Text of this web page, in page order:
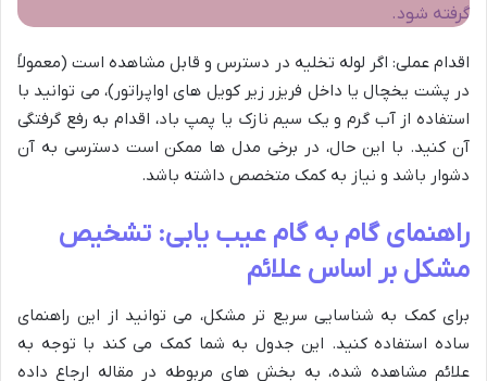
گرفته شود.
اقدام عملی: اگر لوله تخلیه در دسترس و قابل مشاهده است (معمولاً
در پشت یخچال یا داخل فریزر زیر کویل های اواپراتور)، می توانید با
استفاده از آب گرم و یک سیم نازک یا پمپ باد، اقدام به رفع گرفتگی
آن کنید. با این حال، در برخی مدل ها ممکن است دسترسی به آن
دشوار باشد و نیاز به کمک متخصص داشته باشد.
راهنمای گام به گام عیب یابی: تشخیص
مشکل بر اساس علائم
برای کمک به شناسایی سریع تر مشکل، می توانید از این راهنمای
ساده استفاده کنید. این جدول به شما کمک می کند با توجه به
علائم مشاهده شده، به بخش های مربوطه در مقاله ارجاع داده